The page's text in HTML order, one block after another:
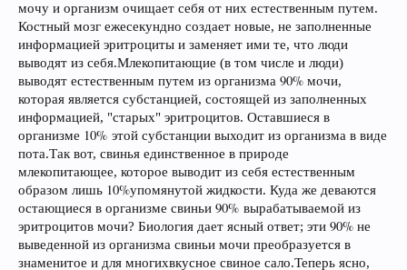
мочу и организм очищает себя от них естественным путем.
Костный мозг ежесекундно создает новые, не заполненные
информацией эритроциты и заменяет ими те, что люди
выводят из себя.Млекопитающие (в том числе и люди)
выводят естественным путем из организма 90% мочи,
которая является субстанцией, состоящей из заполненных
информацией, "старых" эритроцитов. Оставшиеся в
организме 10% этой субстанции выходит из организма в виде
пота.Так вот, свинья единственное в природе
млекопитающее, которое выводит из себя естественным
образом лишь 10%упомянутой жидкости. Куда же деваются
остающиеся в организме свиньи 90% вырабатываемой из
эритроцитов мочи? Биология дает ясный ответ; эти 90% не
выведенной из организма свиньи мочи преобразуется в
знаменитое и для многихвкусное свиное сало.Теперь ясно,